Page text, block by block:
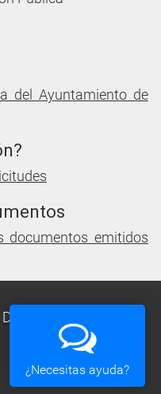
del Ayuntamiento de
documentos emitidos
¿Necesitas ayuda?